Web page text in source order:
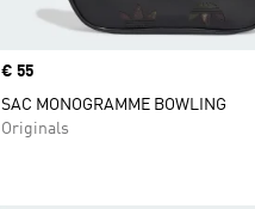
Prix
€ 55
SAC MONOGRAMME BOWLING
Originals